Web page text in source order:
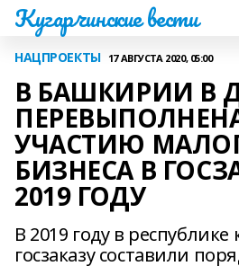
Кугарчинские вести
НАЦПРОЕКТЫ 17 АВГУСТА 2020, 05:00
В БАШКИРИИ В
УЧАСТИЮ
БИЗНЕСА В
2019 ГОДУ
В 2019 году в
госзаказу составили